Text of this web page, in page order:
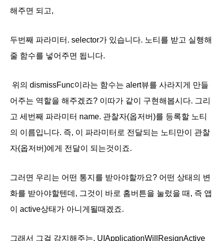
해주면 되고,
두번째 파라미터. selector가 있습니다. 노티를 받고 실행해
줄 함수를 넣어주면 됩니다.
위의 dismissFunc이라는 함수는 alert뷰를 사라지게 만들
어주는 역할을 해주겠죠? 이따가 같이 구현해봅시다. 그리
고 세번째 파라미터 name. 관찰자(옵저버)를 등록할 노티
의 이름입니다. 즉, 이 파라미터로 전달되는 노티만이 관찰
자(옵저버)에게 전달이 되는것이죠.
그러면 우리는 어떤 통지를 받아야할까요? 어떤 상태의 변
화를 받아야할텐데, 그것이 바로 홈버튼을 눌렀을 때, 즉 앱
이 active상태가 아니게될때겠죠.
그래서 그걸 감지해주는, UIApplicationWillResignActive